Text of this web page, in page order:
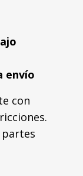
envío
con